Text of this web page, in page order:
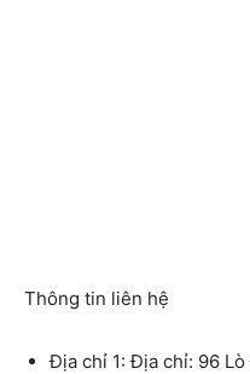
Thông tin liên hệ
Địa chỉ 1: Địa chỉ: 96